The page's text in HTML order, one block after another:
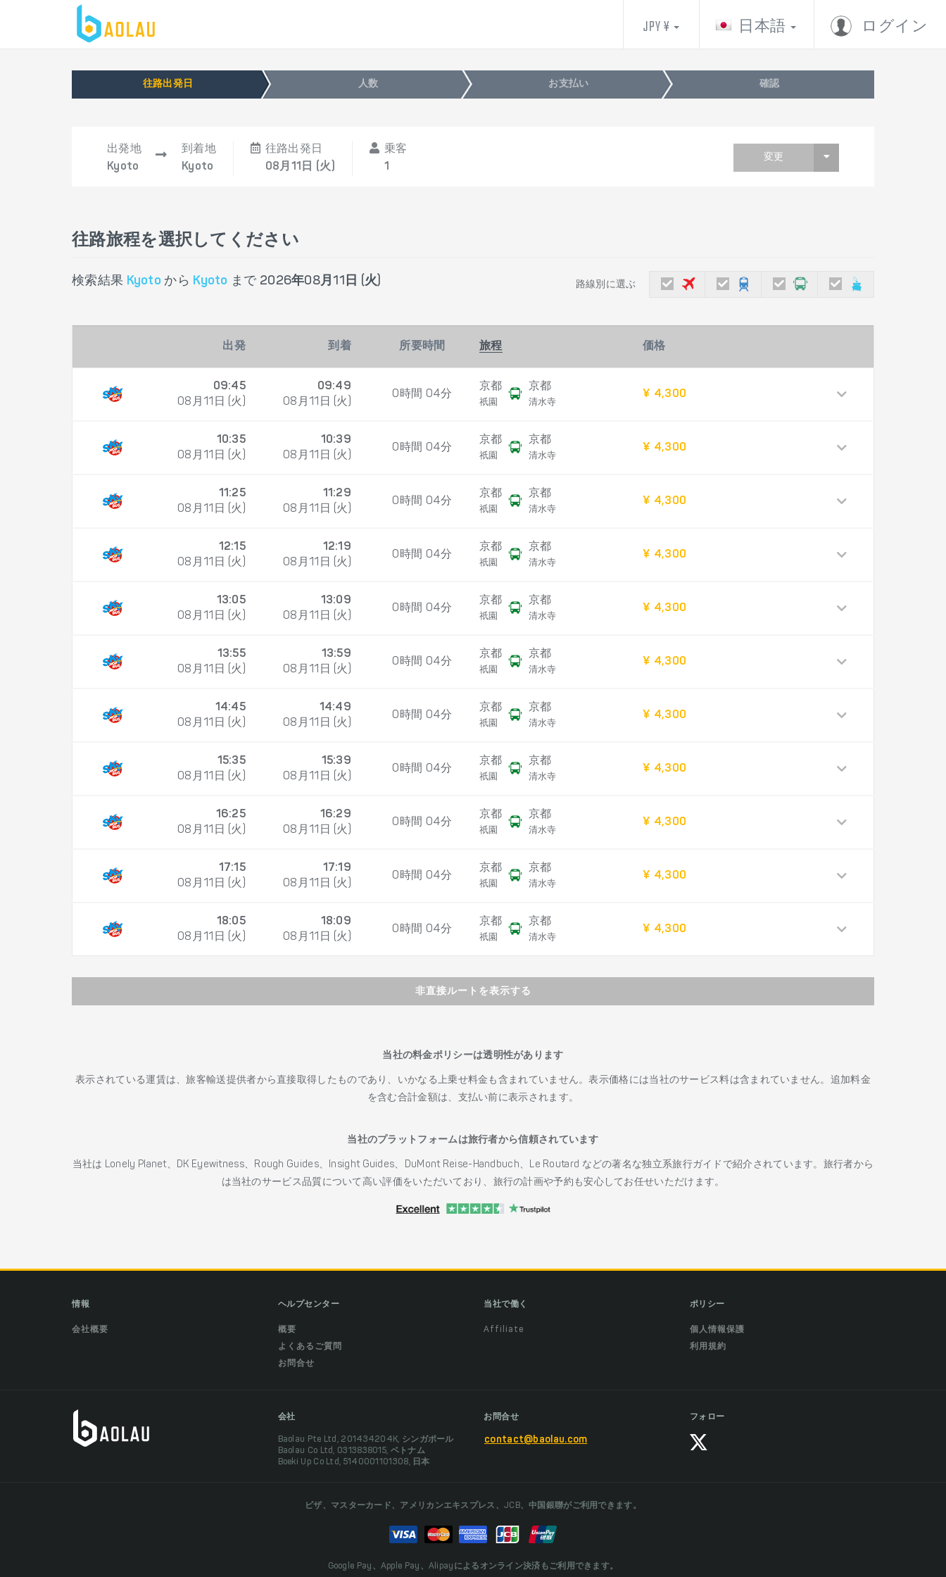
ログイン
日本語
JPY ¥
往路出発日 人数 お支払い 確認
出発地
Kyoto
到着地
Kyoto
往路出発日
08月11日 (火)
乗客
1
変更
往路旅程を選択してください
検索結果 Kyoto から Kyoto まで 2026年08月11日 (火) 路線別に選ぶ
出発 到着 所要時間 旅程 価格
09:45
08月11日 (火)
09:49
08月11日 (火)
0時間 04分
京都
祇園
京都
清水寺
¥ 4,300
10:35
08月11日 (火)
10:39
08月11日 (火)
0時間 04分
京都
祇園
京都
清水寺
¥ 4,300
11:25
08月11日 (火)
11:29
08月11日 (火)
0時間 04分
京都
祇園
京都
清水寺
¥ 4,300
12:15
08月11日 (火)
12:19
08月11日 (火)
0時間 04分
京都
祇園
京都
清水寺
¥ 4,300
13:05
08月11日 (火)
13:09
08月11日 (火)
0時間 04分
京都
祇園
京都
清水寺
¥ 4,300
13:55
08月11日 (火)
13:59
08月11日 (火)
0時間 04分
京都
祇園
京都
清水寺
¥ 4,300
14:45
08月11日 (火)
14:49
08月11日 (火)
0時間 04分
京都
祇園
京都
清水寺
¥ 4,300
15:35
08月11日 (火)
15:39
08月11日 (火)
0時間 04分
京都
祇園
京都
清水寺
¥ 4,300
16:25
08月11日 (火)
16:29
08月11日 (火)
0時間 04分
京都
祇園
京都
清水寺
¥ 4,300
17:15
08月11日 (火)
17:19
08月11日 (火)
0時間 04分
京都
祇園
京都
清水寺
¥ 4,300
18:05
08月11日 (火)
18:09
08月11日 (火)
0時間 04分
京都
祇園
京都
清水寺
¥ 4,300
非直接ルートを表示する
当社の料金ポリシーは透明性があります
表示されている運賃は、旅客輸送提供者から直接取得したものであり、いかなる上乗せ料金も含まれていません。表示価格には当社のサービス料は含まれていません。追加料金
を含む合計金額は、支払い前に表示されます。
当社のプラットフォームは旅行者から信頼されています
当社は Lonely Planet、DK Eyewitness、Rough Guides、Insight Guides、DuMont Reise-Handbuch、Le Routard などの著名な独立系旅行ガイドで紹介されています。旅行者から
は当社のサービス品質について高い評価をいただいており、旅行の計画や予約も安心してお任せいただけます。
情報
会社概要
ヘルプセンター
概要
よくあるご質問
お問合せ
当社で働く
Affiliate
ポリシー
個人情報保護
利用規約
会社
Baolau Pte Ltd, 201434204K, シンガポール
Baolau Co Ltd, 0313838015, ベトナム
Boeki Up Co Ltd, 5140001101308, 日本
お問合せ
contact@baolau.com
フォロー
ビザ、マスターカード、アメリカンエキスプレス、JCB、中国銀聯がご利用できます。
Google Pay、Apple Pay、Alipayによるオンライン決済もご利用できます。